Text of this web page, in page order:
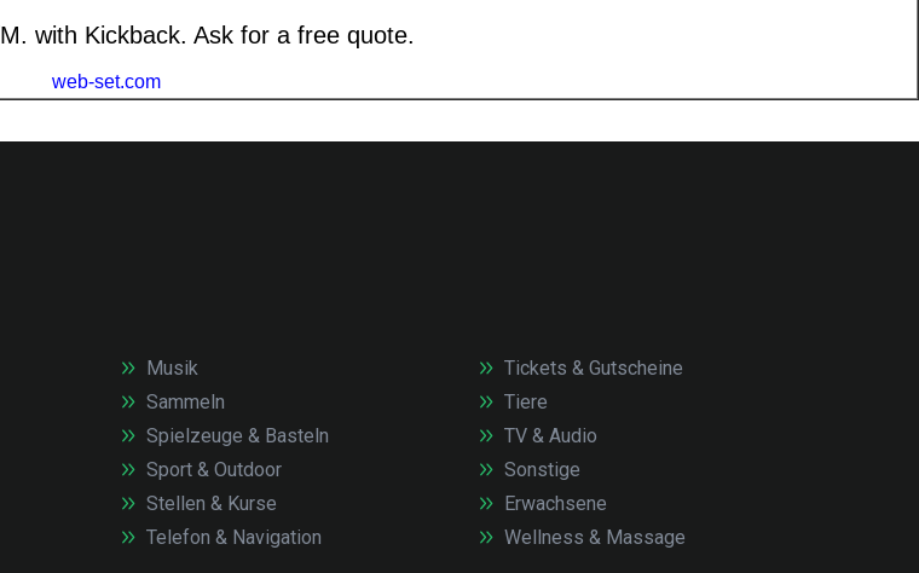
Musik
Sammeln
Spielzeuge & Basteln
Sport & Outdoor
Stellen & Kurse
Telefon & Navigation
Tickets & Gutscheine
Tiere
TV & Audio
Sonstige
Erwachsene
Wellness & Massage